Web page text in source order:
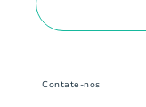
Contate-nos